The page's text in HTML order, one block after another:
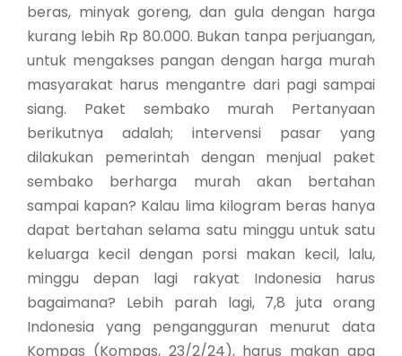
beras, minyak goreng, dan gula dengan harga
kurang lebih Rp 80.000. Bukan tanpa perjuangan,
untuk mengakses pangan dengan harga murah
masyarakat harus mengantre dari pagi sampai
siang. Paket sembako murah Pertanyaan
berikutnya adalah; intervensi pasar yang
dilakukan pemerintah dengan menjual paket
sembako berharga murah akan bertahan
sampai kapan? Kalau lima kilogram beras hanya
dapat bertahan selama satu minggu untuk satu
keluarga kecil dengan porsi makan kecil, lalu,
minggu depan lagi rakyat Indonesia harus
bagaimana? Lebih parah lagi, 7,8 juta orang
Indonesia yang pengangguran menurut data
Kompas (Kompas, 23/2/24), harus makan apa